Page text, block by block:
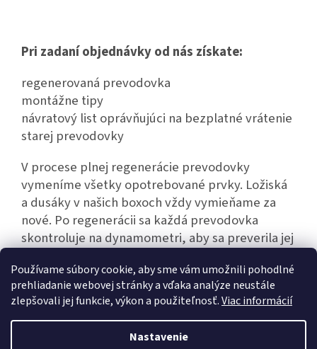
Používame súbory cookie, aby sme vám umožnili pohodlné
prehliadanie webovej stránky a vďaka analýze neustále
zlepšovali jej funkcie, výkon a použiteľnosť.Viac informácií
Nastavenie
Pri zadaní objednávky od nás získate:
regenerovaná prevodovka
montážne tipy
návratový list oprávňujúci na bezplatné vrátenie
starej prevodovky
V procese plnej regenerácie prevodovky
vymeníme všetky opotrebované prvky. Ložiská
a dusáky v našich boxoch vždy vymieňame za
nové. Po regenerácii sa každá prevodovka
skontroluje na dynamometri, aby sa preverila jej
Vytvoril Shoptet